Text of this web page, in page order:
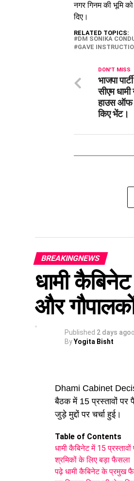
नगर गिनम की भूमि
दिए।
RELATED TOPICS:
DM SONIKA
GAVE
DON'T MISS
भाजपा
सीएम
हाउस ऑफ
किए भेंट।
BREAKINGNEWS
धामी
और
Published 2 days ago
ByYogita Bisht
Dhami Cabinet
बैठक में 15 प्रस्तावों पर
जुड़े मुद्दों पर चर्चा हुई।
Table of Contents
धामी कैबिनेट में 15 प्रस्तावों
श्रमिकों के लिए बड़ा फैसला
पढ़े धामी कैबिनेट के प्रमुख